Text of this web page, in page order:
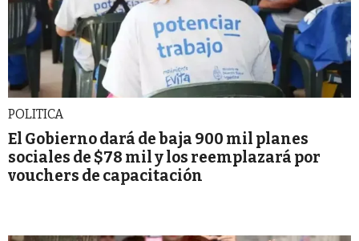
POLITICA
El Gobierno dará de baja 900 mil planes
sociales de $78 mil y los reemplazará por
vouchers de capacitación